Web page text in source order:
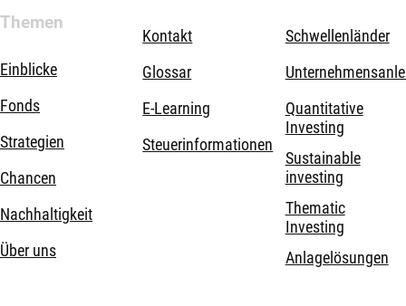
Themen
Einblicke
Fonds
Strategien
Chancen
Nachhaltigkeit
Über uns
Kontakt
Glossar
E-Learning
Steuerinformationen
Schwellenländer
Quantitative
Investing
Sustainable
investing
Thematic
Investing
Anlagelösungen